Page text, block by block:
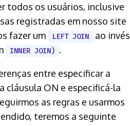
todos os usuários, inclusive
registradas em nosso site
fazer um
LEFT JOIN
ao invés
INNER JOIN) .
entre especificar a
cláusula ON e especificá-la
as regras e usarmos
teremos a seguinte